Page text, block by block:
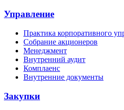
Управление
Практика корпоративного
Собрание акционеров
Менеджмент
Внутренний аудит
Комплаенс
Внутренние документы
Закупки